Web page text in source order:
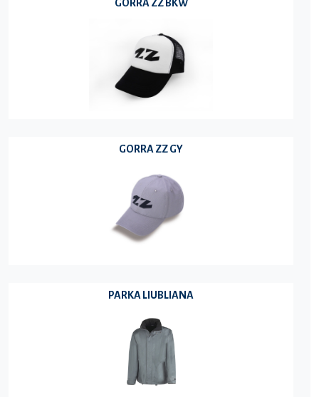
GORRA ZZ BKW
GORRA ZZ GY
PARKA LIUBLIANA